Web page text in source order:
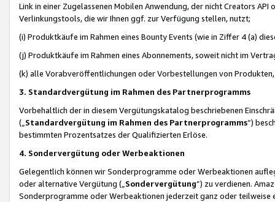
Link in einer Zugelassenen Mobilen Anwendung, der nicht Creators
Verlinkungstools, die wir Ihnen ggf. zur Verfügung stellen, nutzt;
(i) Produktkäufe im Rahmen eines Bounty Events (wie in Ziffer 4 (a)
(j) Produktkäufe im Rahmen eines Abonnements, soweit nicht im
(k) alle Vorabveröffentlichungen oder Vorbestellungen von
3. Standardvergütung im Rahmen des Partnerprogramms
Vorbehaltlich der in diesem Vergütungskatalog beschriebenen
(„ Standardvergütung im Rahmen des Partnerprogramms“)
bestimmten Prozentsatzes der Qualifizierten Erlöse.
4. Sondervergütung oder Werbeaktionen
Gelegentlich können wir Sonderprogramme oder Werbeaktionen
oder alternative Vergütung („ Sondervergütung”) zu verdienen.
Sonderprogramme oder Werbeaktionen jederzeit ganz oder